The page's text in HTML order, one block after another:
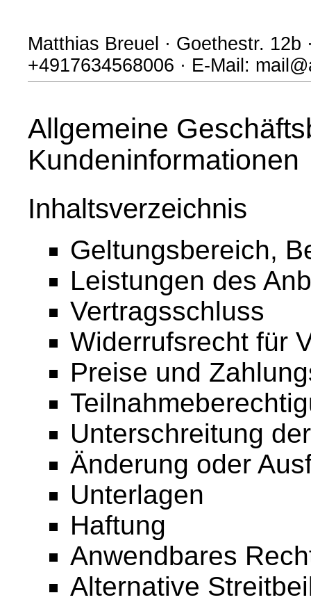
Matthias Breuel · Goethestr. 12b
+4917634568006 · E-Mail:
Allgemeine
Kundeninformationen
Inhaltsverzeichnis
Geltungsbereich,
Leistungen des
Vertragsschluss
Widerrufsrecht für
Preise und
Unterschreitung
Änderung oder
Unterlagen
Haftung
Anwendbares
Alternative